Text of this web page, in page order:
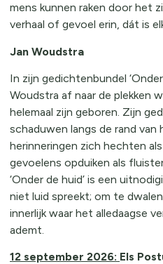
mens kunnen raken door het
verhaal of gevoel erin, dát is
Jan Woudstra
In zijn gedichtenbundel
Woudstra af naar de plekken
helemaal zijn geboren. Zijn
schaduwen langs de rand
herinneringen zich hechten
gevoelens opduiken als
‘Onder de huid’ is een
niet luid spreekt; om te
innerlijk waar het alledaagse
ademt.
12 september 2026: Els